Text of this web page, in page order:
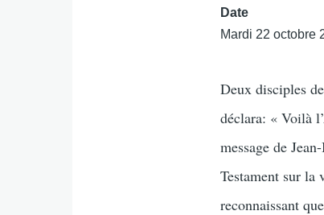
Date
Mardi 22 octobre
Deux disciples
déclara: « Voilà
message de
Testament sur la
reconnaissant